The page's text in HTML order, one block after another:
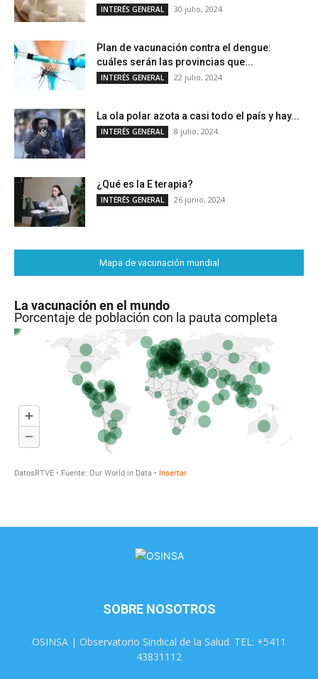
INTERÉS GENERAL 30 julio, 2024
Plan de vacunación contra el dengue:
cuáles serán las provincias que...
INTERÉS GENERAL 22 julio, 2024
La ola polar azota a casi todo el país y hay...
INTERÉS GENERAL 8 julio, 2024
¿Qué es la E terapia?
INTERÉS GENERAL 26 junio, 2024
Mapa de vacunación mundial
SOBRE NOSOTROS
OSINSA | Observatorio Sindical de la Salud. TEL: +5411
43831112